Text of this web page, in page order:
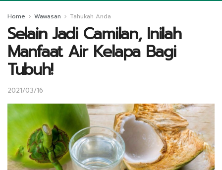
Home Wawasan Tahukah Anda
Selain Jadi Camilan, Inilah
Manfaat Air Kelapa Bagi
Tubuh!
2021/03/16